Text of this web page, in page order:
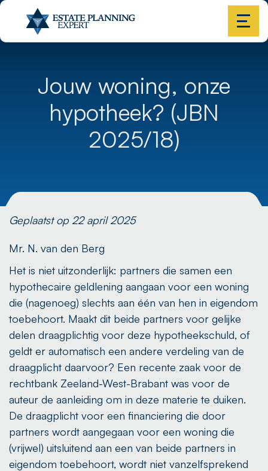
Jouw woning, onze
hypotheek? (JBN
2025/18)
Geplaatst op 22 april 2025
Mr. N. van den Berg
Het is niet uitzonderlijk: partners die samen een
hypothecaire geldlening aangaan voor een woning
die (nagenoeg) slechts aan één van hen in eigendom
toebehoort. Maakt dit beide partners voor gelijke
delen draagplichtig voor deze hypotheekschuld, of
geldt er automatisch een andere verdeling van de
draagplicht daarvoor? Een recente zaak voor de
rechtbank Zeeland-West-Brabant was voor de
auteur de aanleiding om in deze materie te duiken.
De draagplicht voor een financiering die door
partners wordt aangegaan voor een woning die
(vrijwel) uitsluitend aan een van beide partners in
eigendom toebehoort, wordt niet vanzelfsprekend